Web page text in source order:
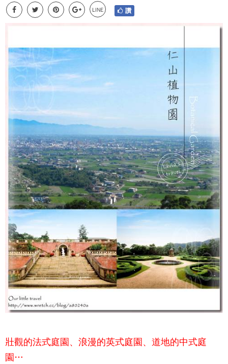
LINE 讚
壯觀的法式庭園、浪漫的英式庭園、道地的中式庭
園…